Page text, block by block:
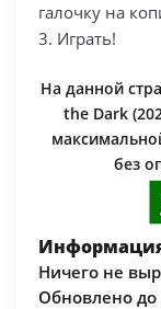
галочку на
3. Играть!
На данной
the Dark
без
Ничего не
Обновлено до